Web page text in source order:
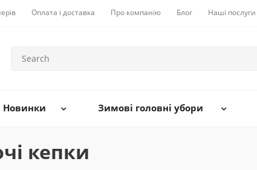
Оплата і доставка Про компанію Блог Наші послуги
Новинки Зимові головні убори
кепки